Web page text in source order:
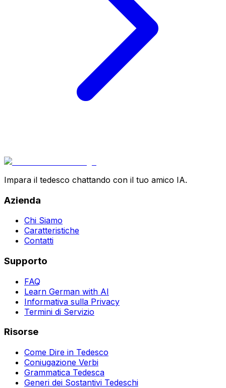
Impara il tedesco chattando con il tuo amico IA.
Azienda
Chi Siamo
Caratteristiche
Contatti
Supporto
FAQ
Learn German with AI
Informativa sulla Privacy
Termini di Servizio
Risorse
Come Dire in Tedesco
Coniugazione Verbi
Grammatica Tedesca
Generi dei Sostantivi Tedeschi